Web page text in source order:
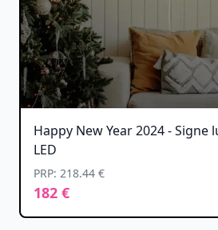
Happy New Year 2024 - Signe
LED
PRP: 218.44 €
182 €